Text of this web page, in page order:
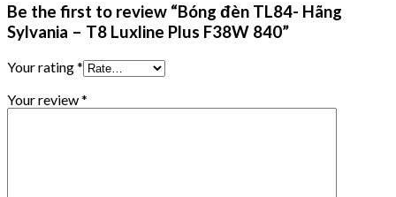
Be the first to review “Bóng đèn TL84- Hãng
Sylvania – T8 Luxline Plus F38W 840”
Your rating*
Your review*